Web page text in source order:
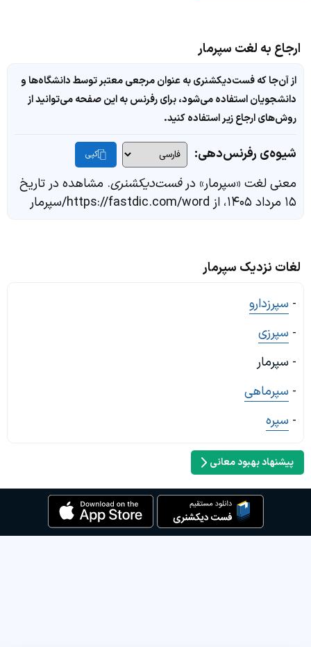
ارجاع به لغت سپرمار
از آن‌جا که فست‌دیکشنری به عنوان مرجعی معتبر توسط دانشگاه‌ها و
دانشجویان استفاده می‌شود، برای رفرنس به این صفحه می‌توانید از
روش‌های ارجاع زیر استفاده کنید.
شیوه‌ی رفرنس‌دهی: کپی
معنی لغت «سپرمار» درفست‌دیکشنری. مشاهده در تاریخ
۱۵ مرداد ۱۴۰۵، از https://fastdic.com/word/سپرمار
لغات نزدیک سپرمار
- سپرزدارو
- سپرزی
- سپرمار
- سپرماهی
- سپره
پیشنهاد بهبود معانی